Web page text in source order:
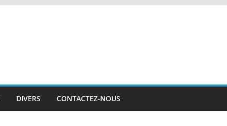
DIVERS CONTACTEZ-NOUS